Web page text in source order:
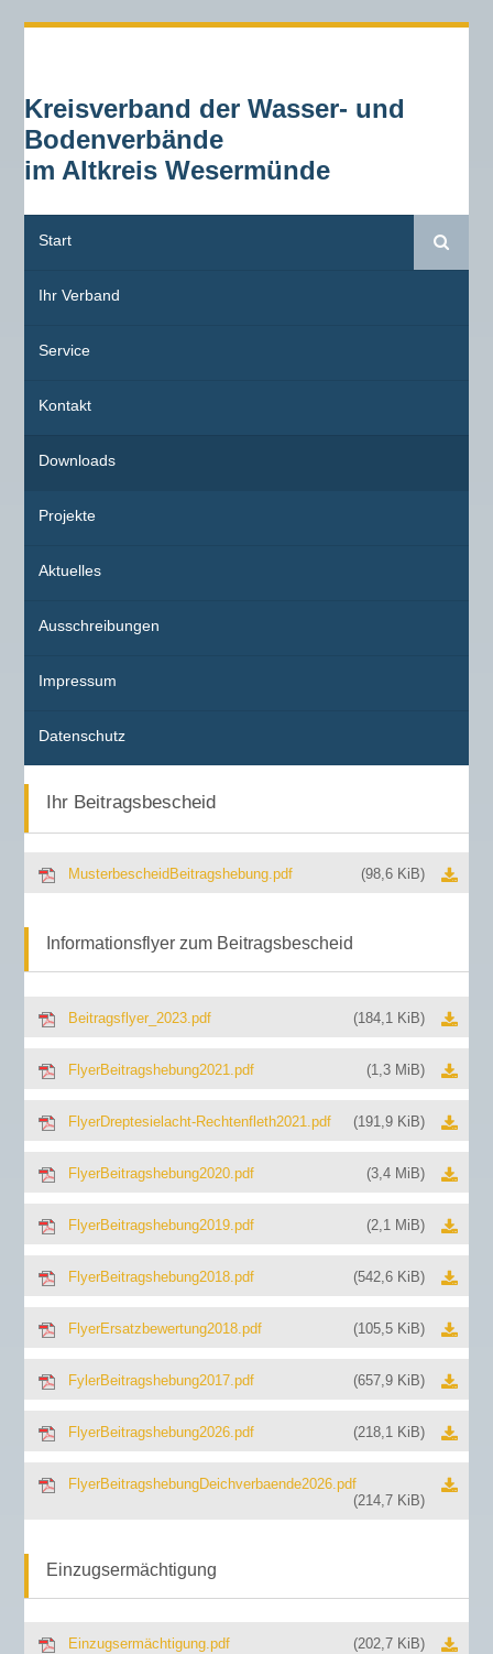
Kreisverband der Wasser- und
Bodenverbände
im Altkreis Wesermünde
Start
Ihr Verband
Service
Kontakt
Downloads
Projekte
Aktuelles
Ausschreibungen
Impressum
Datenschutz
Suche
Ihr Beitragsbescheid
MusterbescheidBeitragshebung.pdf (98,6 KiB)
Informationsflyer zum Beitragsbescheid
Beitragsflyer_2023.pdf (184,1 KiB)
FlyerBeitragshebung2021.pdf (1,3 MiB)
FlyerDreptesielacht-Rechtenfleth2021.pdf (191,9 KiB)
FlyerBeitragshebung2020.pdf (3,4 MiB)
FlyerBeitragshebung2019.pdf (2,1 MiB)
FlyerBeitragshebung2018.pdf (542,6 KiB)
FlyerErsatzbewertung2018.pdf (105,5 KiB)
FylerBeitragshebung2017.pdf (657,9 KiB)
FlyerBeitragshebung2026.pdf (218,1 KiB)
FlyerBeitragshebungDeichverbaende2026.pdf
(214,7 KiB)
Einzugsermächtigung
Einzugsermächtigung.pdf (202,7 KiB)